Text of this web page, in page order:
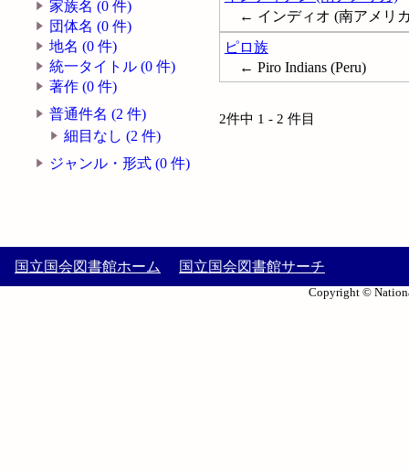
家族名 (0 件)
団体名 (0 件)
地名 (0 件)
統一タイトル (0 件)
著作 (0 件)
普通件名 (2 件)
細目なし (2 件)
ジャンル・形式 (0 件)
← インディオ (南アメリカ
ピロ族
← Piro Indians (Peru)
2件中 1 - 2 件目
国立国会図書館ホーム 国立国会図書館サーチ
Copyright ©